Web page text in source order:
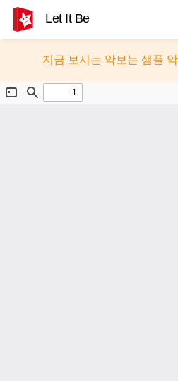
Let It Be
지금 보시는 악보는 샘플